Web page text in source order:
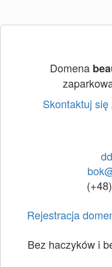
Domena
Skontaktuj się
Rejestracja
Bez haczyków i